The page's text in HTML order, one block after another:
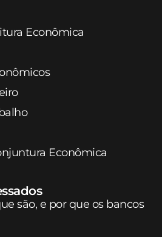
Econômica
Econômica
são, e por que os bancos